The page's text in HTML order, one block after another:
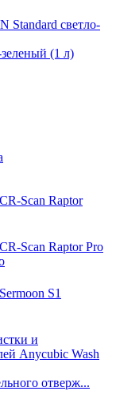
(1 л)
отверж...